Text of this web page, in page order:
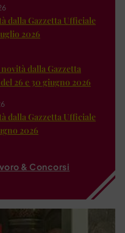
dalla Gazzetta Ufficiale
2026
dalla Gazzetta
26 e 30 giugno 2026
dalla Gazzetta Ufficiale
2026
& Concorsi